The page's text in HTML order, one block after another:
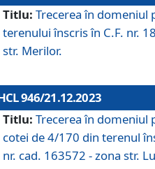
Titlu: Trecerea în domeniul
terenului înscris în C.F. nr.
str. Merilor.
946/21.12.2023
Titlu: Trecerea în domeniul
cotei de 4/170 din terenul
nr. cad. 163572 - zona str.